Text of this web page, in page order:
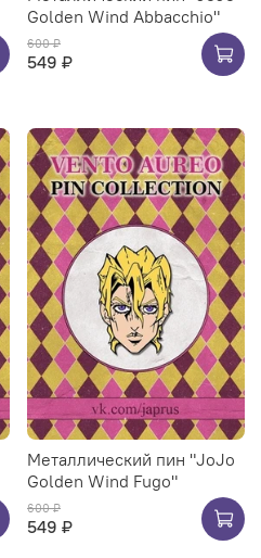
Golden Wind Abbacchio"
600 ₽
549 ₽
Металлический пин "JoJo
Golden Wind Fugo"
600 ₽
549 ₽